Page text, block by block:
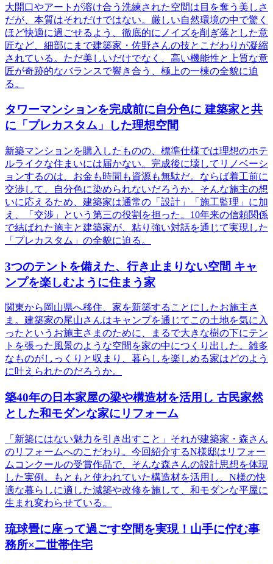
大開口やアートが溶け合う洗練された空間は目を奪う美しさ
だが、本質はそれだけではない。厳しい自然環境の中で驚く
ほど快適に過ごせるよう、徹底的にノイズを削ぎ落とした意
匠など、細部にまで建築家・佐野さんの技とこだわりが凝縮
されている。ただ美しいだけでなく、高い機能性と上質な意
匠が奇跡的なバランスで響き合う、極上の一棟の全貌に迫
る。
タワーマンションを完成前に自分色に 建築家と共
に「プレカスタム」した理想空間
新築マンションを購入したものの、標準仕様では理想のホテ
ルライクな住まいには届かない。完成後に壊してリノベーシ
ョンするのは、お金も時間も資源も無駄だ。ならば着工前に
交渉して、自分色に染められないだろうか。そんな施主の想
いに応えるため、建築家は通常の「設計」「施工監理」に加
え、「交渉」という第三の役割を担った。10年来の信頼関係
で結ばれた施主と建築家が、粘り強い対話を通じて実現した
「プレカスタム」の全貌に迫る。
3つのテントを備えた、行き止まりない空間 キャ
ンプを楽しむように住まう家
関東から岡山県へ移住、家を新築することにしたお施主さ
ま。建築家の尾山さんはキャンプを通じてこの土地を気に入
ったというお施主さまのために、まるで大きな樹の下にテン
トを張った風景のような空間を家の中につくり出した。雑多
なものがしっくりと収まり、暮らしを楽しめる家はどのよう
に叶えられたのだろうか。
築40年の日本家屋の梁や構造材を活用し 古民家然
とした和モダンな家にリフォーム
「新築にはない魅力を引き出すこと」それが建築家・森さん
のリフォームへのこだわり。今回紹介するN様邸はリフォー
ムコンクールの受賞作品で、そんな森さんの設計思想を体現
した実例。もともと使われていた構造材を活用し、N様の快
適な暮らしに適した減築や改修を施して、和モダンな平屋に
生まれ変わらせている。
琉球畳に座って過ごす空間を実現！山手に佇む事
務所×二世帯住宅